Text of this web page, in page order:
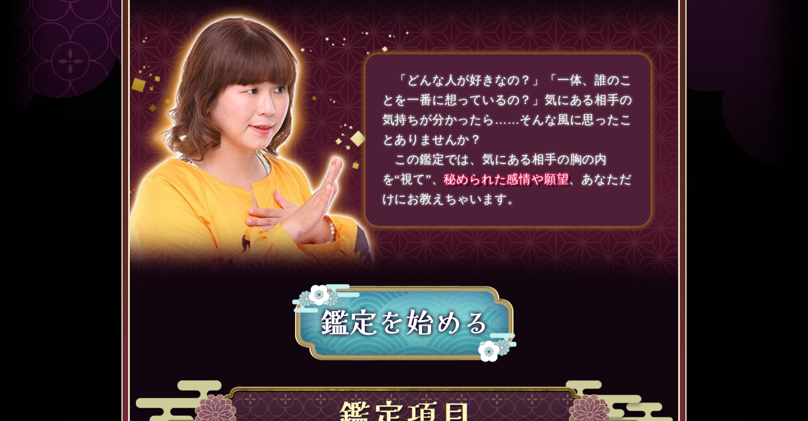
「どんな人が好きなの？」「一体、誰のこ
とを一番に想っているの？」気にある相手の
気持ちが分かったら……そんな風に思ったこ
とありませんか？
この鑑定では、気にある相手の胸の内
を“視て”、秘められた感情や願望、あなただ
けにお教えちゃいます。